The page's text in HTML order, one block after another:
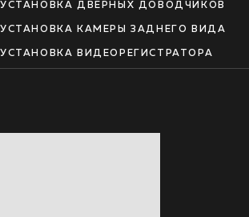
УСТАНОВКА ДВЕРНЫХ ДОВОДЧИКОВ
УСТАНОВКА КАМЕРЫ ЗАДНЕГО ВИДА
УСТАНОВКА ВИДЕОРЕГИСТРАТОРА